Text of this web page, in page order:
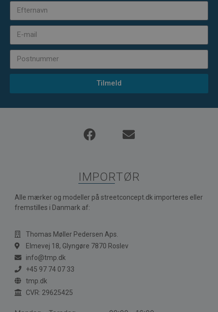
Tilmeld
IMPORTØR
Alle mærker og modeller på streetconcept.dk importeres eller
fremstilles i Danmark af:
Thomas Møller Pedersen Aps.
Elmevej 18, Glyngøre 7870 Roslev
info@tmp.dk
+45 97 74 07 33
tmp.dk
CVR: 29625425